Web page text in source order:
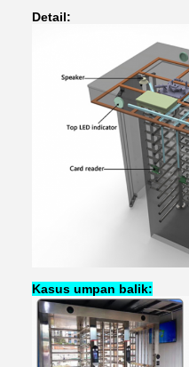
Detail:
Kasus umpan balik: